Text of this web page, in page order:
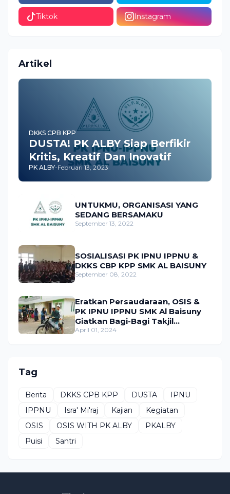
Tiktok Instagram
Artikel
DKKS CPB KPP
DUSTA! PK ALBY Siap Berfikir
Kritis, Kreatif Dan Inovatif
PK ALBY-Februari 13, 2023
UNTUKMU, ORGANISASI YANG
SEDANG BERSAMAKU
September 13, 2022
SOSIALISASI PK IPNU IPPNU &
DKKS CBP KPP SMK AL BAISUNY
September 08, 2022
Eratkan Persaudaraan, OSIS &
PK IPNU IPPNU SMK Al Baisuny
Giatkan Bagi-Bagi Takjil
Sekaligus Bukber.
April 01, 2024
Tag
Berita DKKS CPB KPP DUSTA
IPNU
IPPNU
Isra' Mi'raj Kajian
Kegiatan
OSIS
OSIS WITH PK ALBY
PKALBY
Puisi
Santri